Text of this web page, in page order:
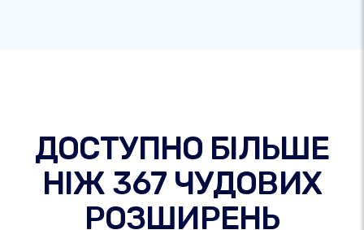
ДОСТУПНО БІЛЬШЕ
НІЖ 367 ЧУДОВИХ
РОЗШИРЕНЬ